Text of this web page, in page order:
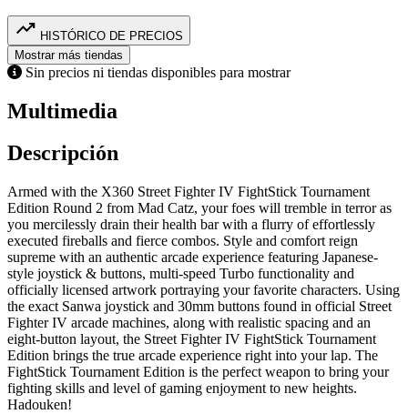
trending_up HISTÓRICO DE PRECIOS
Mostrar más tiendas
Sin precios ni tiendas disponibles para mostrar
Multimedia
Descripción
Armed with the X360 Street Fighter IV FightStick Tournament
Edition Round 2 from Mad Catz, your foes will tremble in terror as
you mercilessly drain their health bar with a flurry of effortlessly
executed fireballs and fierce combos. Style and comfort reign
supreme with an authentic arcade experience featuring Japanese-
style joystick & buttons, multi-speed Turbo functionality and
officially licensed artwork portraying your favorite characters. Using
the exact Sanwa joystick and 30mm buttons found in official Street
Fighter IV arcade machines, along with realistic spacing and an
eight-button layout, the Street Fighter IV FightStick Tournament
Edition brings the true arcade experience right into your lap. The
FightStick Tournament Edition is the perfect weapon to bring your
fighting skills and level of gaming enjoyment to new heights.
Hadouken!